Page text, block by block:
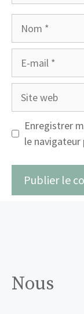
Site
Enregistrer
le
Nous